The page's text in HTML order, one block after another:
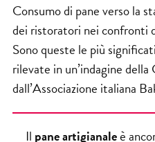
Consumo di pane verso la
dei ristoratori nei confronti
Sono queste le più
rilevate in un’indagine
dall’Associazione italiana
Il pane artigianaleè